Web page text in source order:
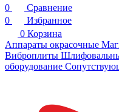
0
Сравнение
0
Избранное
0 Корзина
Аппараты окрасочные
Виброплиты
оборудование